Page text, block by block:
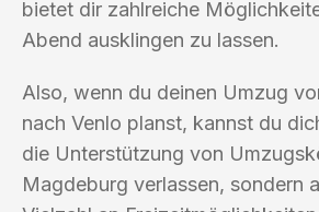
bietet dir zahlreiche
Abend ausklingen zu lassen.
Also, wenn du deinen Umzug
nach Venlo planst, kannst du
die Unterstützung von
Magdeburg verlassen, sondern